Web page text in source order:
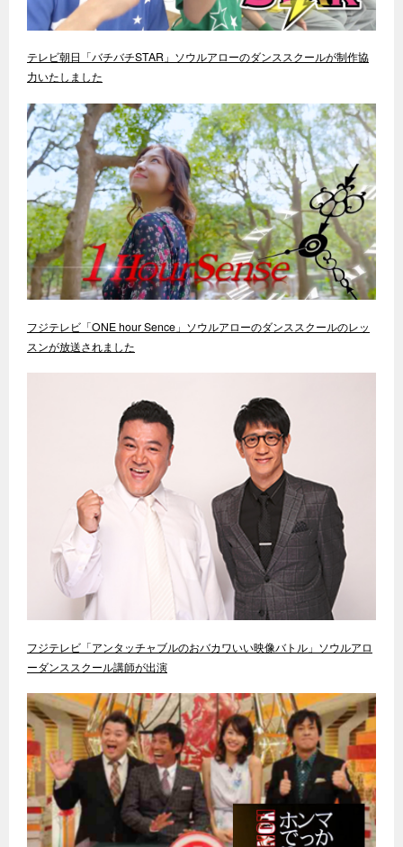
テレビ朝日「バチバチSTAR」ソウルアローのダンススクールが制作協
力いたしました
フジテレビ「ONE hour Sence」ソウルアローのダンススクールのレッ
スンが放送されました
フジテレビ「アンタッチャブルのおバカワいい映像バトル」ソウルアロ
ーダンススクール講師が出演